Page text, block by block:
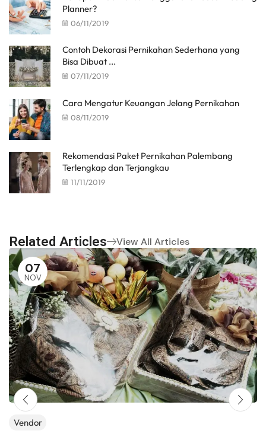
Planner?
06/11/2019
Contoh Dekorasi Pernikahan Sederhana yang
Bisa Dibuat ...
07/11/2019
Cara Mengatur Keuangan Jelang Pernikahan
08/11/2019
Rekomendasi Paket Pernikahan Palembang
Terlengkap dan Terjangkau
11/11/2019
Related Articles View All Articles
07
NOV
Vendor